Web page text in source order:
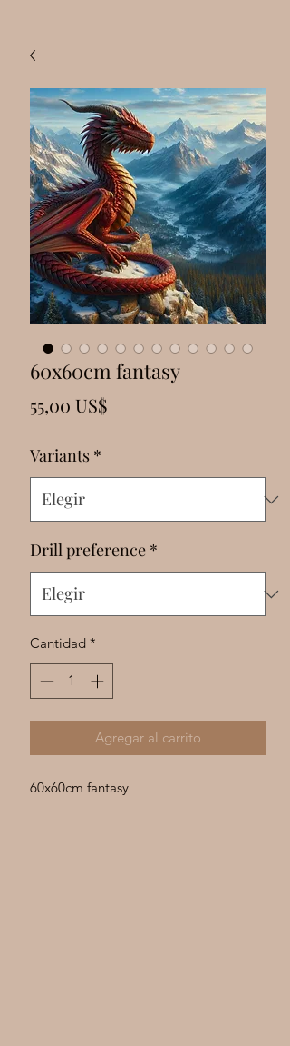
60x60cm fantasy
55,00 US$Precio
Variants *
Drill preference *
Cantidad *
Agregar al carrito
60x60cm fantasy